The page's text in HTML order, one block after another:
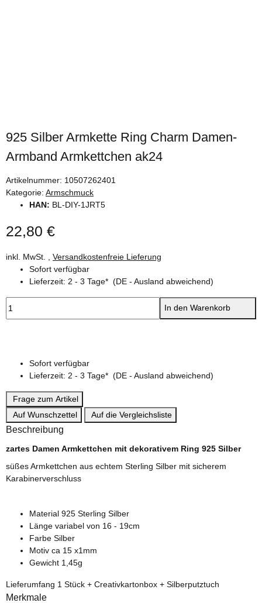
925 Silber Armkette Ring Charm Damen-
Armband Armkettchen ak24
Artikelnummer: 10507262401
Kategorie: Armschmuck
HAN: BL-DIY-1JRT5
22,80 €
inkl. MwSt. , Versandkostenfreie Lieferung
Sofort verfügbar
Lieferzeit: 2 - 3 Tage* (DE - Ausland abweichend)
In den Warenkorb
Sofort verfügbar
Lieferzeit: 2 - 3 Tage* (DE - Ausland abweichend)
Frage zum Artikel
Auf Wunschzettel
Auf die Vergleichsliste
Beschreibung
zartes Damen Armkettchen mit dekorativem Ring 925 Silber
süßes Armkettchen aus echtem Sterling Silber mit sicherem
Karabinerverschluss
Material 925 Sterling Silber
Länge variabel von 16 - 19cm
Farbe Silber
Motiv ca 15 x1mm
Gewicht 1,45g
Lieferumfang 1 Stück + Creativkartonbox + Silberputztuch
Merkmale